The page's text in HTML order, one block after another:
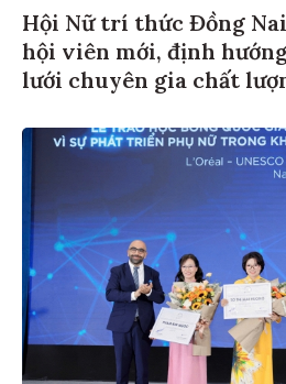
Hội Nữ trí thức Đồng
hội viên mới, định
lưới chuyên gia chất